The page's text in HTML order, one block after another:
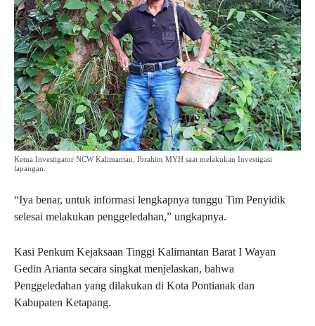
Ketua Investigator NCW Kalimantan, Ibrahim MYH saat melakukan Investigasi
lapangan.
“Iya benar, untuk informasi lengkapnya tunggu Tim Penyidik
selesai melakukan penggeledahan,” ungkapnya.
Kasi Penkum Kejaksaan Tinggi Kalimantan Barat I Wayan
Gedin Arianta secara singkat menjelaskan, bahwa
Penggeledahan yang dilakukan di Kota Pontianak dan
Kabupaten Ketapang.